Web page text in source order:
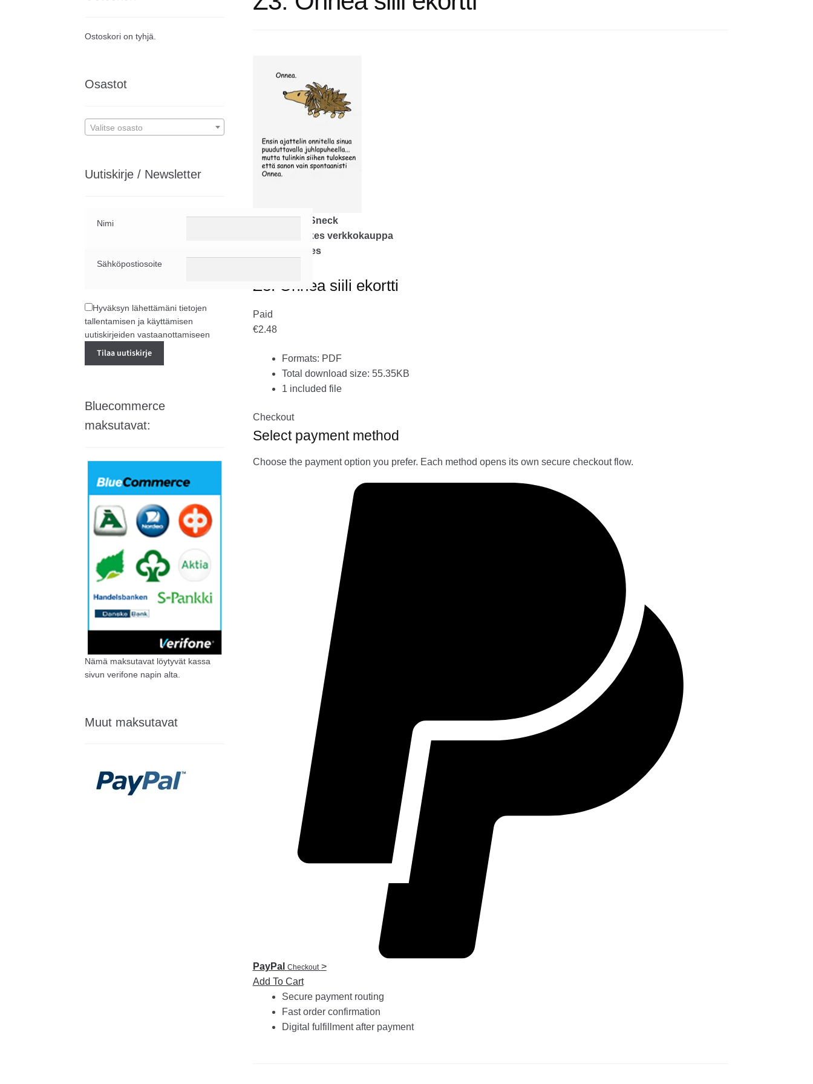
Author Rilke Sneck
Rilkes verkkokauppa
1 pages
Z3. Onnea siili ekortti
Paid
€2.48
Formats: PDF
Total download size: 55.35KB
1 included file
Checkout
Select payment method
Choose the payment option you prefer. Each method opens its own secure checkout flow.
PayPal Checkout >
Add To Cart
Secure payment routing
Fast order confirmation
Digital fulfillment after payment
Ostoskori on tyhjä.
Osastot
Valitse osasto
Uutiskirje / Newsletter
Nimi
Sähköpostiosoite
Hyväksyn lähettämäni tietojen
tallentamisen ja käyttämisen
uutiskirjeiden vastaanottamiseen
Bluecommerce
maksutavat:
Nämä maksutavat löytyvät kassa
sivun verifone napin alta.
Muut maksutavat